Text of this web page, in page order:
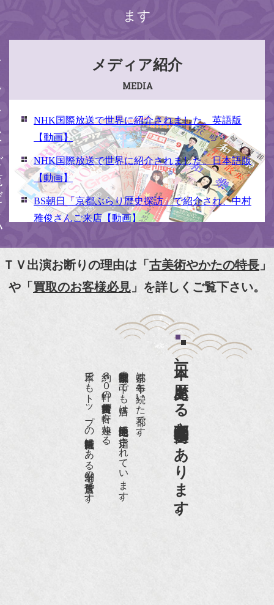
ます
い メディア紹介
MEDIA
NHK国際放送で世界に紹介されました。英語版
【動画】
NHK国際放送で世界に紹介されました。日本語版
【動画】
BS朝日「京都ぶらり歴史探訪」で紹介され、中村
雅俊さんご来店【動画】
【動画】
『京都新聞』とKBS京都で鴨東まちなか美術館を
『和楽』7月号 樋口可南子さんがお店へ！！
『樋口可南子の古寺散歩』（5月17日発行）
NHK「趣味Do楽」とよた真帆さんご来店！【動
NHK『美の壺』（4月24日放送）
『和楽』10月号
『Hanako 京都案内』
『FIGARO japon』12月号
ＴＶ出演お断りの理由は「古美術やかたの特長 」
や「買取のお客様必見 」を詳しくご覧下さい。
日本一、歴史ある
京都祇園骨董街にあります。
京都は千年も続いた都です。
京都祇園骨董街の中でも当店は、歴史的保全地区に指定されています。
約８０軒の古美術骨董商が軒を連ねる、
日本でもトップの祇園骨董街にある老舗の骨董店です。